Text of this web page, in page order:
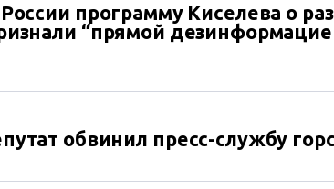
программу Киселева о
“прямой
обвинил пресс-службу